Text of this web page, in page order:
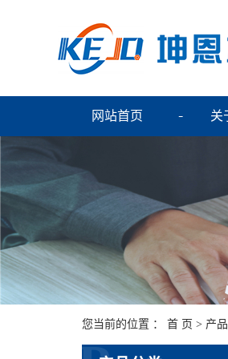
网站首页 关
您当前的位置 ： 首 页 > 产